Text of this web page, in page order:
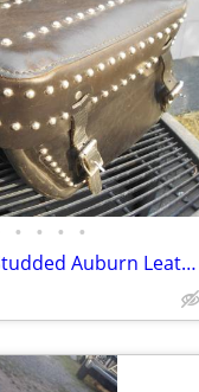
• • • •
Used Leather Chrome Studded Auburn Leather Saddle Bags